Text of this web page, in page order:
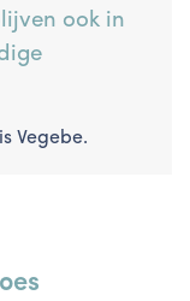
ook in
Vegebe.